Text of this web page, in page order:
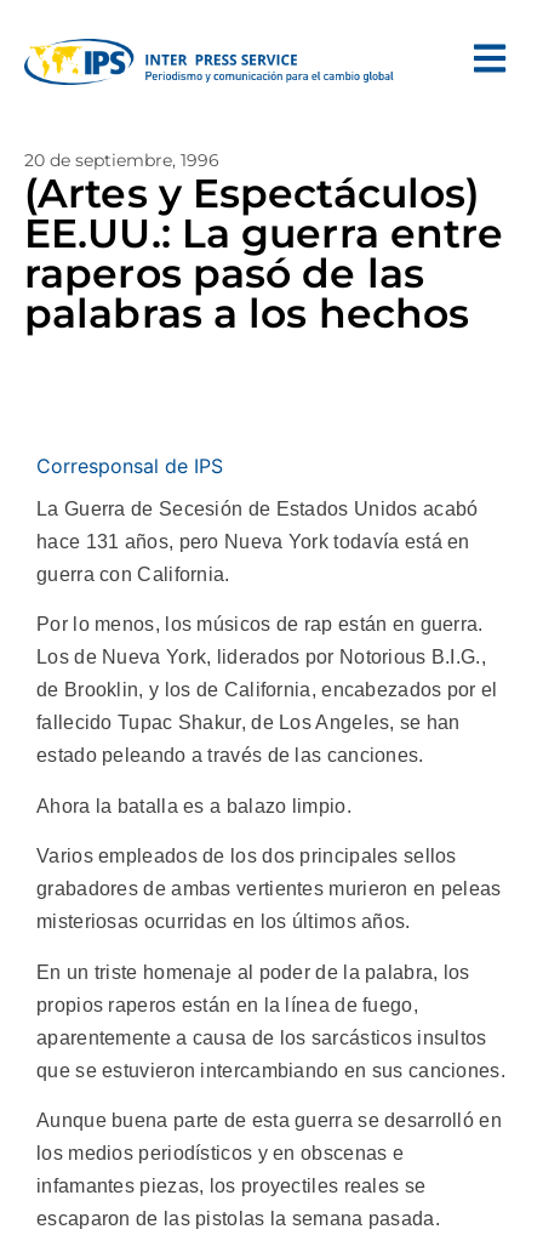
20 de septiembre, 1996
(Artes y Espectáculos)
EE.UU.: La guerra entre
raperos pasó de las
palabras a los hechos
Corresponsal de IPS
La Guerra de Secesión de Estados Unidos acabó
hace 131 años, pero Nueva York todavía está en
guerra con California.
Por lo menos, los músicos de rap están en guerra.
Los de Nueva York, liderados por Notorious B.I.G.,
de Brooklin, y los de California, encabezados por el
fallecido Tupac Shakur, de Los Angeles, se han
estado peleando a través de las canciones.
Ahora la batalla es a balazo limpio.
Varios empleados de los dos principales sellos
grabadores de ambas vertientes murieron en peleas
misteriosas ocurridas en los últimos años.
En un triste homenaje al poder de la palabra, los
propios raperos están en la línea de fuego,
aparentemente a causa de los sarcásticos insultos
que se estuvieron intercambiando en sus canciones.
Aunque buena parte de esta guerra se desarrolló en
los medios periodísticos y en obscenas e
infamantes piezas, los proyectiles reales se
escaparon de las pistolas la semana pasada.